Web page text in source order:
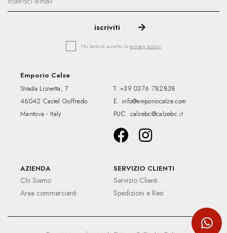
Ho letto e accetto la privacy policy
Emporio Calze
Strada Lisnetta, 7
46042 Castel Goffredo
Mantova - Italy
T. +39 0376 782838
E. info@emporiocalze.com
PUC. calzebc@calzebc.it
AZIENDA
Chi Siamo
Area commercianti
SERVIZIO CLIENTI
Servizio Clienti
Spedizioni e Resi